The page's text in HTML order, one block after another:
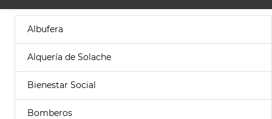
Albufera
Alquería de Solache
Bienestar Social
Bomberos